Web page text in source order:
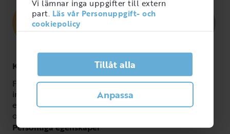
Vi lämnar inga uppgifter till extern
part. Läs vår Personuppgift- och
cookiepolicy
Tillåt alla
Anpassa
Kompetenser
För att lyckas som backend-utvecklare och AI-
ingenjör hos DotNet Mentor är det viktigt med
erfarenhet av arkitektur, C# eller Node, databaser
och API:er. God svenska i tal och skrift är viktigt.
Personliga egenskaper